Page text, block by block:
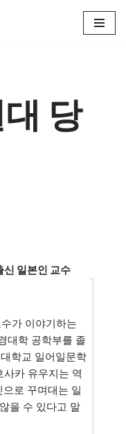
당
신 일본인 교수
가 이야기하는
대학 공학부를 졸
학교 일어일문학
카 유우지는 역
로 꾸며대는 일
을 수 있다고 말